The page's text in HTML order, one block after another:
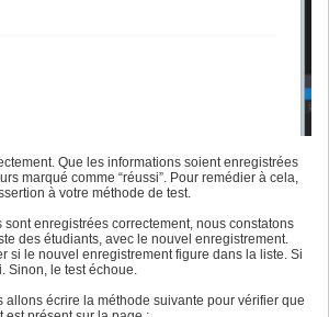
Que les informations soient enregistrées
marqué comme “réussi”. Pour remédier à cela,
à votre méthode de test.
sont enregistrées correctement, nous constatons
des étudiants, avec le nouvel enregistrement.
si le nouvel enregistrement figure dans la liste. Si
Sinon, le test échoue.
allons écrire la méthode suivante pour vérifier que